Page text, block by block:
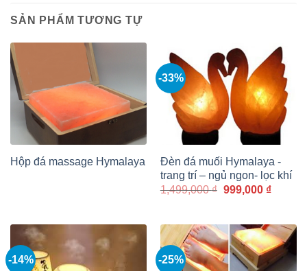
SẢN PHẨM TƯƠNG TỰ
Hộp đá massage Hymalaya
-33%
Đèn đá muối Hymalaya -
trang trí – ngủ ngon- lọc khí
1,499,000₫ Giá
1,499,000 ₫.
999,000 ₫Giá
là:
-14% -25%